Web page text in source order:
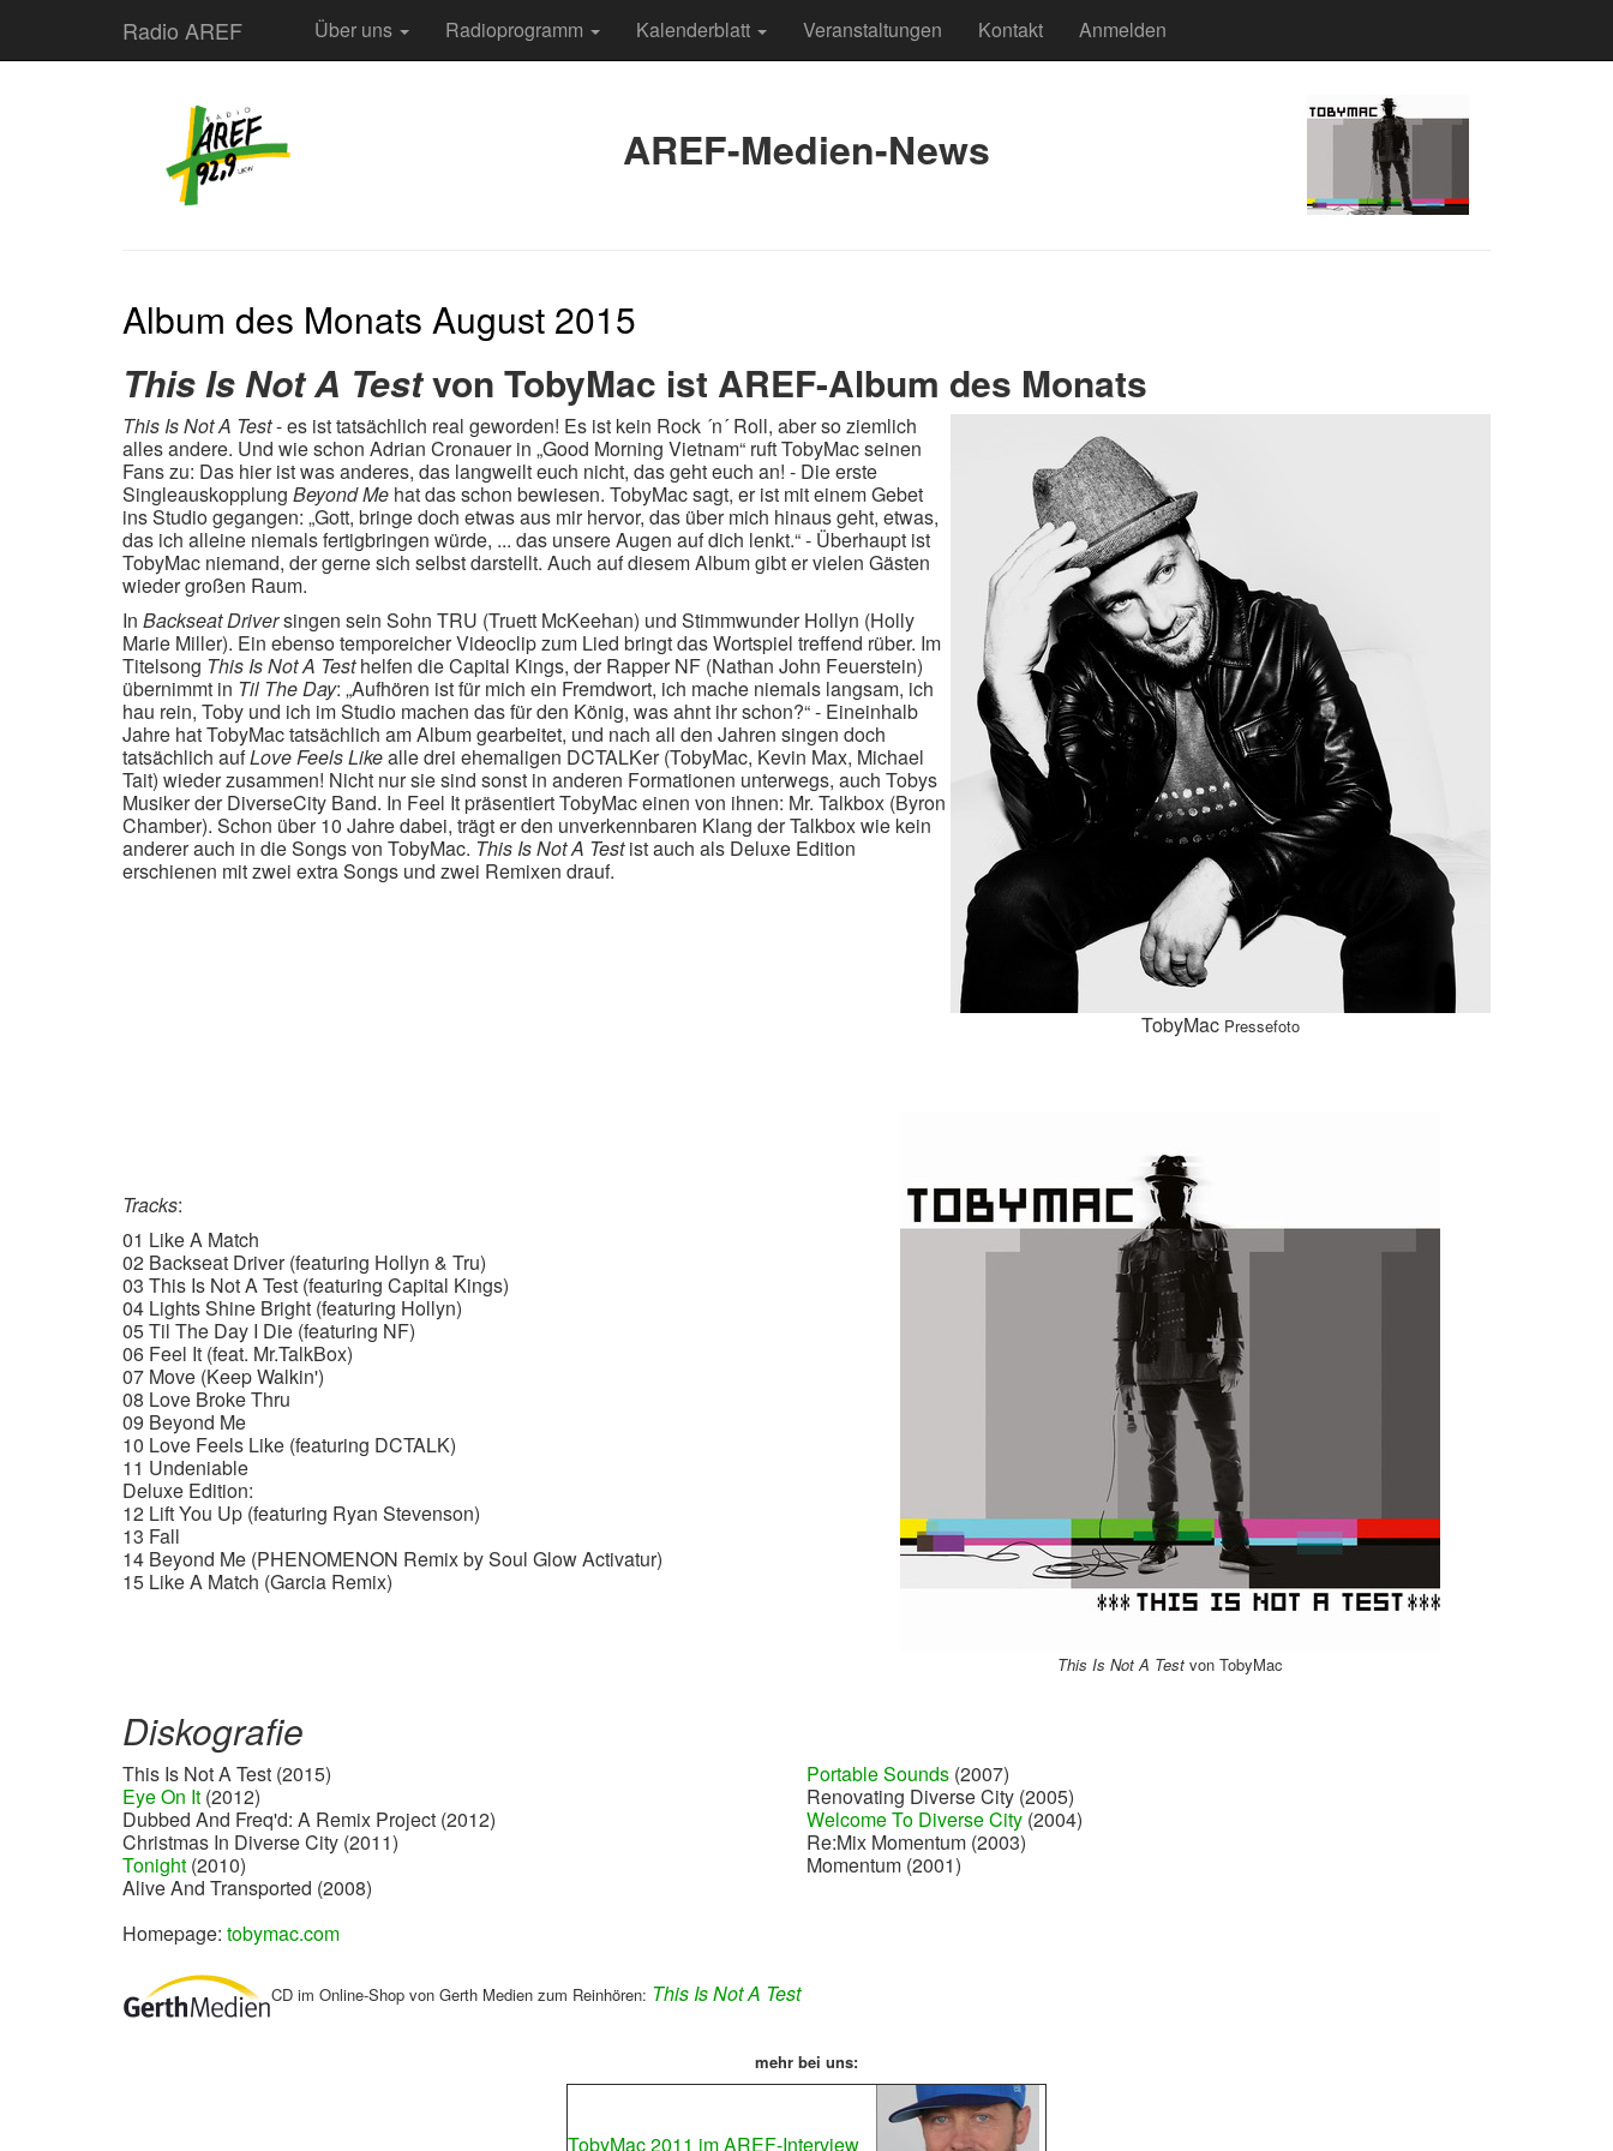
Radio AREF Über uns Radioprogramm Kalenderblatt Veranstaltungen Kontakt Anmelden
AREF-Medien-News
Album des Monats August 2015
This Is Not A Testvon TobyMac ist AREF-Album des Monats
TobyMac Pressefoto
This Is Not A Test- es ist tatsächlich real geworden! Es ist kein Rock ´n´ Roll, aber so ziemlich
alles andere. Und wie schon Adrian Cronauer in „Good Morning Vietnam“ ruft TobyMac seinen
Fans zu: Das hier ist was anderes, das langweilt euch nicht, das geht euch an! - Die erste
Singleauskopplung Beyond Me hat das schon bewiesen. TobyMac sagt, er ist mit einem Gebet
ins Studio gegangen: „Gott, bringe doch etwas aus mir hervor, das über mich hinaus geht, etwas,
das ich alleine niemals fertigbringen würde, ... das unsere Augen auf dich lenkt.“ - Überhaupt ist
TobyMac niemand, der gerne sich selbst darstellt. Auch auf diesem Album gibt er vielen Gästen
wieder großen Raum.
In Backseat Driversingen sein Sohn TRU (Truett McKeehan) und Stimmwunder Hollyn (Holly
Marie Miller). Ein ebenso temporeicher Videoclip zum Lied bringt das Wortspiel treffend rüber. Im
Titelsong This Is Not A Testhelfen die Capital Kings, der Rapper NF (Nathan John Feuerstein)
übernimmt in Til The Day: „Aufhören ist für mich ein Fremdwort, ich mache niemals langsam, ich
hau rein, Toby und ich im Studio machen das für den König, was ahnt ihr schon?“ - Eineinhalb
Jahre hat TobyMac tatsächlich am Album gearbeitet, und nach all den Jahren singen doch
tatsächlich aufLove Feels Likealle drei ehemaligen DCTALKer (TobyMac, Kevin Max, Michael
Tait) wieder zusammen! Nicht nur sie sind sonst in anderen Formationen unterwegs, auch Tobys
Musiker der DiverseCity Band. In Feel It präsentiert TobyMac einen von ihnen: Mr. Talkbox (Byron
Chamber). Schon über 10 Jahre dabei, trägt er den unverkennbaren Klang der Talkbox wie kein
anderer auch in die Songs von TobyMac. This Is Not A Testist auch als Deluxe Edition
erschienen mit zwei extra Songs und zwei Remixen drauf.
Tracks:
01 Like A Match
02 Backseat Driver (featuring Hollyn & Tru)
03 This Is Not A Test (featuring Capital Kings)
04 Lights Shine Bright (featuring Hollyn)
05 Til The Day I Die (featuring NF)
06 Feel It (feat. Mr.TalkBox)
07 Move (Keep Walkin')
08 Love Broke Thru
09 Beyond Me
10 Love Feels Like (featuring DCTALK)
11 Undeniable
Deluxe Edition:
12 Lift You Up (featuring Ryan Stevenson)
13 Fall
14 Beyond Me (PHENOMENON Remix by Soul Glow Activatur)
15 Like A Match (Garcia Remix)
This Is Not A Test von TobyMac
Diskografie
This Is Not A Test (2015)
Eye On It (2012)
Dubbed And Freq'd: A Remix Project (2012)
Christmas In Diverse City (2011)
Tonight (2010)
Alive And Transported (2008)
Portable Sounds (2007)
Renovating Diverse City (2005)
Welcome To Diverse City (2004)
Re:Mix Momentum (2003)
Momentum (2001)
Homepage: tobymac.com
CD im Online-Shop von Gerth Medien zum Reinhören: This Is Not A Test
mehr bei uns:
TobyMac 2011 im AREF-Interview